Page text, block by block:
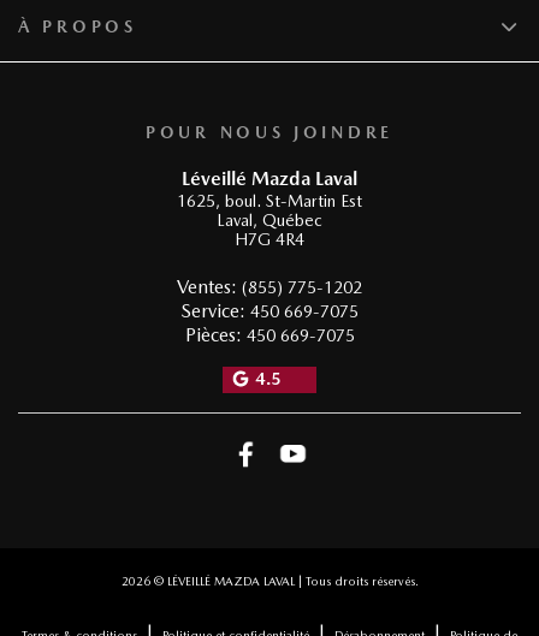
POUR NOUS JOINDRE
Léveillé Mazda Laval
1625, boul. St-Martin Est
Laval, Québec
H7G 4R4
Ventes: (855) 775-1202
Service: 450 669-7075
Pièces: 450 669-7075
4.5
À PROPOS
2026 © LÉVEILLÉ MAZDA LAVAL | Tous droits réservés.